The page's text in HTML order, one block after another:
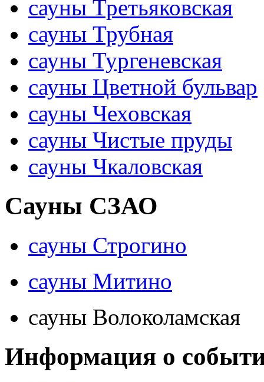
сауны Третьяковская
сауны Трубная
сауны Тургеневская
сауны Цветной бульвар
сауны Чеховская
сауны Чистые пруды
сауны Чкаловская
Сауны СЗАО
сауны Строгино
сауны Митино
сауны Волоколамская
Информация о